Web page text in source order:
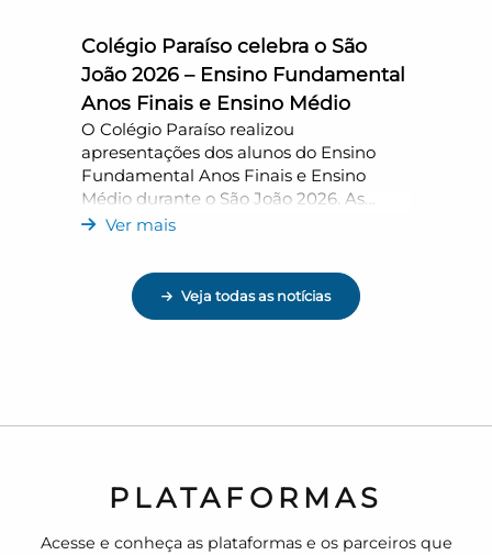
Colégio Paraíso celebra o São
João 2026 – Ensino Fundamental
Anos Finais e Ensino Médio
O Colégio Paraíso realizou
apresentações dos alunos do Ensino
Fundamental Anos Finais e Ensino
Médio durante o São João 2026. As
turmas do 6º ano à 2ª série, da Sede e
uma noite marcada por música, dança
e valorização
Ver mais
Veja todas as notícias
PLATAFORMAS
Acesse e conheça as plataformas e os parceiros que